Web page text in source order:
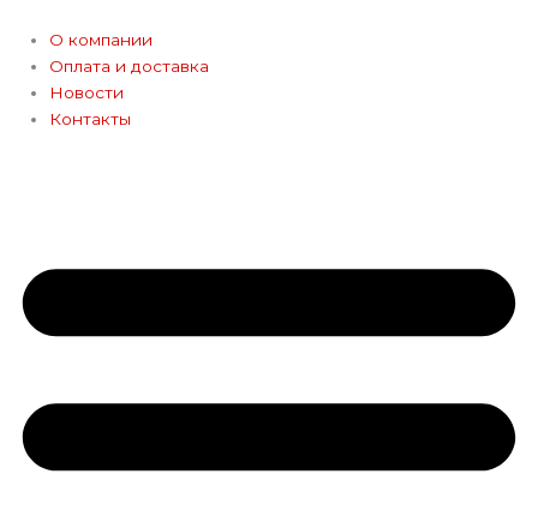
содержимому
О компании
Оплата и доставка
Новости
Контакты